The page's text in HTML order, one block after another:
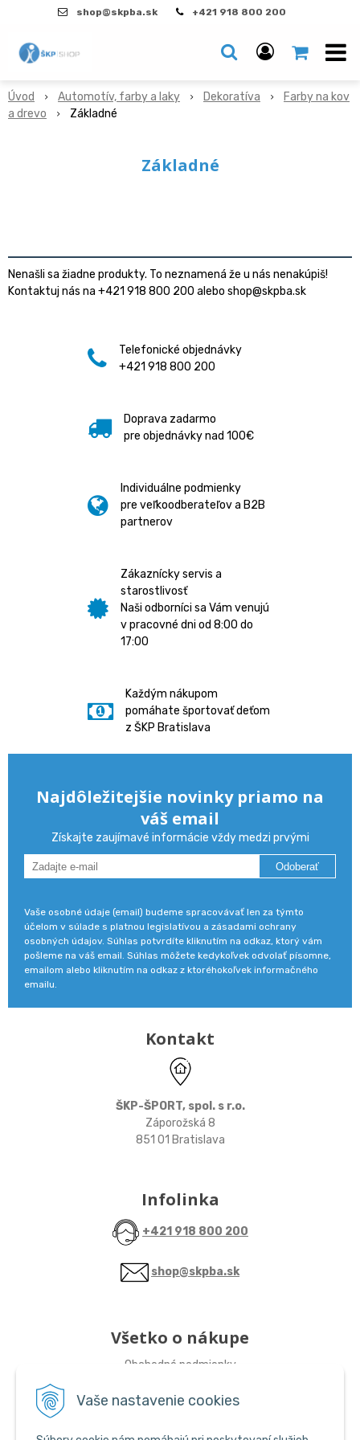
Vaše nastavenie cookies
shop@skpba.sk +421 918 800 200
Úvod Automotív, farby a laky Dekoratíva
Farby na kov
a drevo
Základné
Základné
Nenašli sa žiadne produkty. To neznamená že u nás nenakúpiš!
Kontaktuj nás na +421 918 800 200 alebo shop@skpba.sk
Telefonické objednávky
+421 918 800 200
Doprava zadarmo
pre objednávky nad 100€
Individuálne podmienky
pre veľkoodberateľov a B2B
partnerov
Zákaznícky servis a
starostlivosť
Naši odborníci sa Vám venujú
v pracovné dni od 8:00 do
17:00
Každým nákupom
pomáhate športovať deťom
z ŠKP Bratislava
Najdôležitejšie novinky priamo na
váš email
Získajte zaujímavé informácie vždy medzi prvými
Odoberať
Vaše osobné údaje (email) budeme spracovávať len za týmto
účelom v súlade s platnou legislatívou a zásadami ochrany
osobných údajov. Súhlas potvrdíte kliknutím na odkaz, ktorý vám
pošleme na váš email. Súhlas môžete kedykoľvek odvolať písomne,
emailom alebo kliknutím na odkaz z ktoréhokoľvek informačného
emailu.
Kontakt
ŠKP-ŠPORT, spol. s r.o.
Záporožská 8
851 01 Bratislava
Infolinka
+421 918 800 200
shop@skpba.sk
Všetko o nákupe
Obchodné podmienky
Sledujte nás